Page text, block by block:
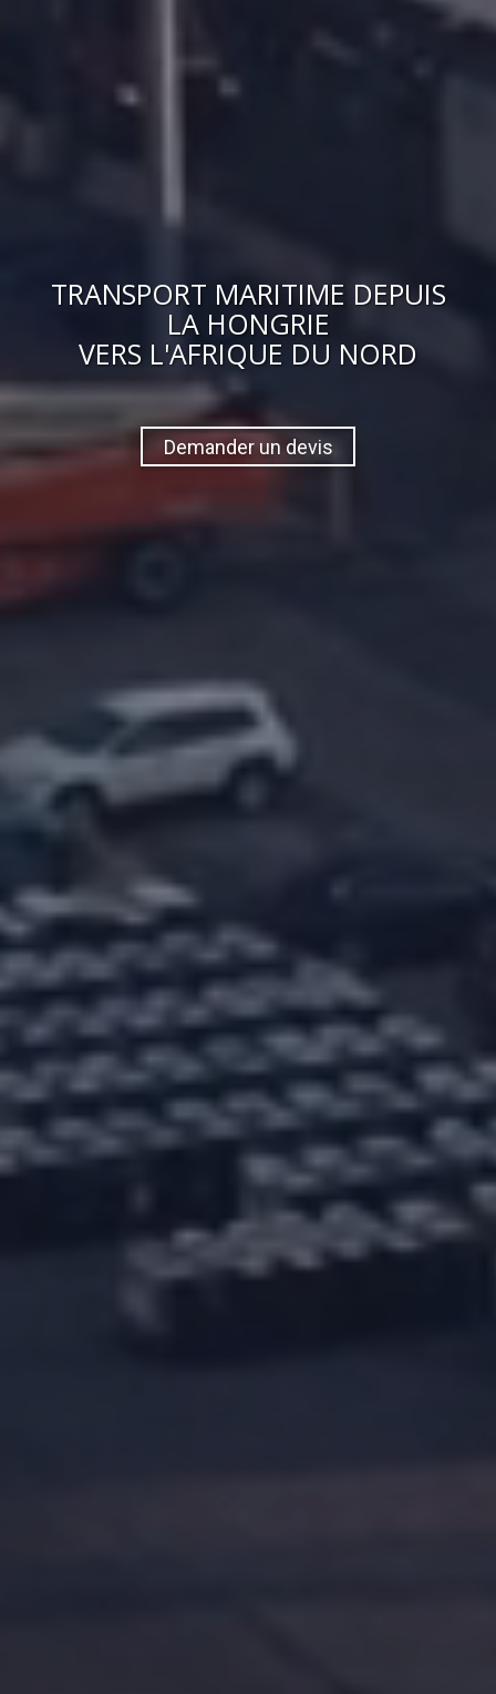
TRANSPORT MARITIME DEPUIS
LA HONGRIE
VERS L'AFRIQUE DU NORD
Demander un devis